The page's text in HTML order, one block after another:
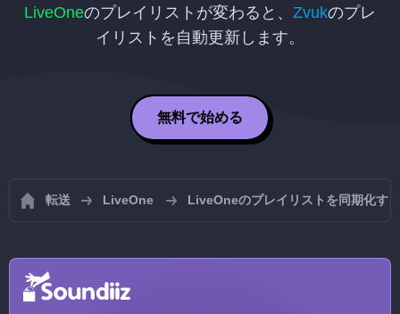
LiveOneのプレイリストが変わると、 Zvukのプレ
イリストを自動更新します。
無料で始める
転送 LiveOne LiveOneのプレイリストを同期化する